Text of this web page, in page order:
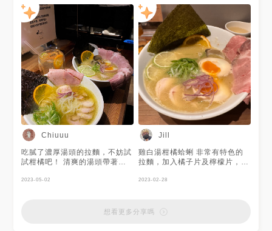
部分友雖空間小，但只有行走的
時候比較擁擠 用餐空間算是蠻
舒適的 🌟店家態度正常一般，
上餐速度正常 🌟地理位置離捷
運站都有一小段距離 附近的餐
飲店面比較散，可能要往下走到
通化街較多 📝這大概是第二次
來台北吃拉麵，幾年前有吃過鳥
人 🔜 詳細介紹請至 痞客邦
(so810822)區域分類 、
Dcard(美食搜Rain)類別分類
APP追蹤 MENU(so0822) 🔜 #
台北美食 #台北美食地圖 #台北
必吃 #台北日式 #台北拉麵 #台
北大安美食 #台北大安區美食 #
大安區 #仁愛路美食 #台北午餐
#台北晚餐
NTD 60 5️⃣ 溏心蛋 NTD 30 #
葛蕾絲吃台北 #葛蕾絲吃大安區
. 一直觀望好久的拉麵店 終於來
排隊了 11:30開門11:40到 排了
快一小時才輪到我 . 很怕味道太
重的我選了雞白湯柑橘蛤蜊 湯
頭柑橘味道很清爽 老艾選柑橘
醬油魚介 對我來說味道太重了
一點 不過還是可以喝到淡淡的
柑橘香 柑橘氣泡飲喝起來也很
清爽，我很喜歡❤️
Chiuuu
吃膩了濃厚湯頭的拉麵，不妨試
試柑橘吧！ 清爽的湯頭帶著淡
好，吃完後不禁讓讓人想再來一
2023-05-02
Jill
雞白湯柑橘蛤蜊 非常有特色的
拉麵，加入橘子片及檸檬片，使
升蛤蜊在湯頭裡的鮮味/海味十
以及濃郁的湯頭 店內也有鹽味
2023-02-28
想看更多分享嗎